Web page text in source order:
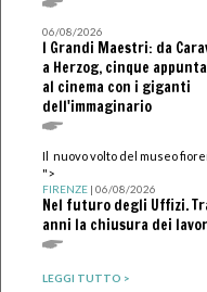
06/08/2026
I Grandi Maestri: da
a Herzog, cinque
al cinema con i giganti
dell'immaginario
Il nuovo volto del museo
">
FIRENZE| 06/08/2026
Nel futuro degli Uffizi.
anni la chiusura dei
LEGGI TUTTO >